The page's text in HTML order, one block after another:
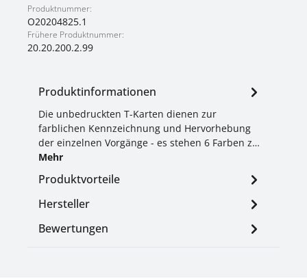
Produktnummer:
O20204825.1
Frühere Produktnummer:
20.20.200.2.99
Produktinformationen
Die unbedruckten T-Karten dienen zur
farblichen Kennzeichnung und Hervorhebung
der einzelnen Vorgänge - es stehen 6 Farben z…
Mehr
Produktvorteile
Hersteller
Bewertungen